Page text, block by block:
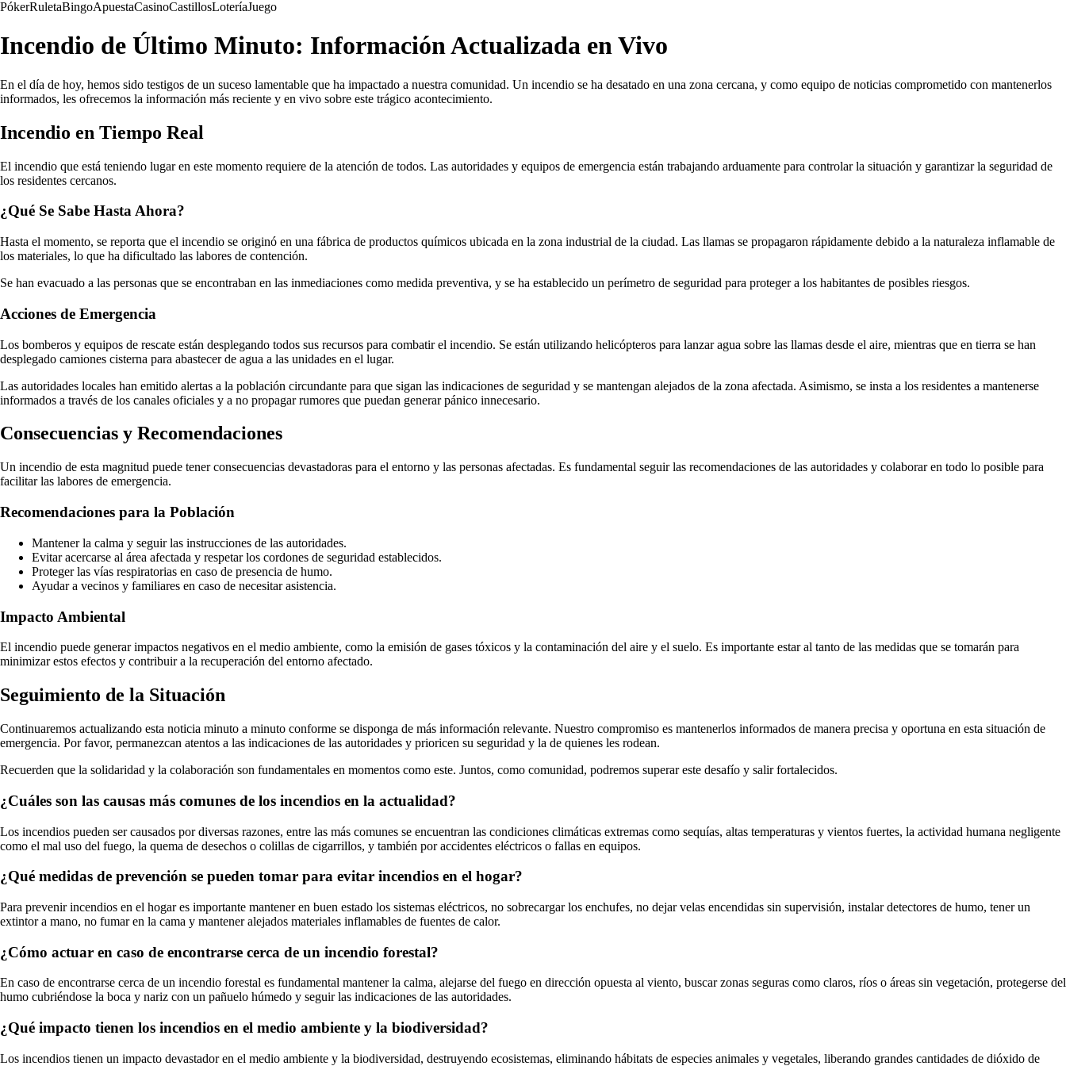
PókerRuletaBingoApuestaCasinoCastillosLoteríaJuego
Incendio de Último Minuto: Información Actualizada en Vivo
En el día de hoy, hemos sido testigos de un suceso lamentable que ha impactado a nuestra comunidad. Un incendio se ha desatado en una zona cercana, y como equipo de noticias comprometido con mantenerlos
informados, les ofrecemos la información más reciente y en vivo sobre este trágico acontecimiento.
Incendio en Tiempo Real
El incendio que está teniendo lugar en este momento requiere de la atención de todos. Las autoridades y equipos de emergencia están trabajando arduamente para controlar la situación y garantizar la seguridad de
los residentes cercanos.
¿Qué Se Sabe Hasta Ahora?
Hasta el momento, se reporta que el incendio se originó en una fábrica de productos químicos ubicada en la zona industrial de la ciudad. Las llamas se propagaron rápidamente debido a la naturaleza inflamable de
los materiales, lo que ha dificultado las labores de contención.
Se han evacuado a las personas que se encontraban en las inmediaciones como medida preventiva, y se ha establecido un perímetro de seguridad para proteger a los habitantes de posibles riesgos.
Acciones de Emergencia
Los bomberos y equipos de rescate están desplegando todos sus recursos para combatir el incendio. Se están utilizando helicópteros para lanzar agua sobre las llamas desde el aire, mientras que en tierra se han
desplegado camiones cisterna para abastecer de agua a las unidades en el lugar.
Las autoridades locales han emitido alertas a la población circundante para que sigan las indicaciones de seguridad y se mantengan alejados de la zona afectada. Asimismo, se insta a los residentes a mantenerse
informados a través de los canales oficiales y a no propagar rumores que puedan generar pánico innecesario.
Consecuencias y Recomendaciones
Un incendio de esta magnitud puede tener consecuencias devastadoras para el entorno y las personas afectadas. Es fundamental seguir las recomendaciones de las autoridades y colaborar en todo lo posible para
facilitar las labores de emergencia.
Recomendaciones para la Población
Mantener la calma y seguir las instrucciones de las autoridades.
Evitar acercarse al área afectada y respetar los cordones de seguridad establecidos.
Proteger las vías respiratorias en caso de presencia de humo.
Ayudar a vecinos y familiares en caso de necesitar asistencia.
Impacto Ambiental
El incendio puede generar impactos negativos en el medio ambiente, como la emisión de gases tóxicos y la contaminación del aire y el suelo. Es importante estar al tanto de las medidas que se tomarán para
minimizar estos efectos y contribuir a la recuperación del entorno afectado.
Seguimiento de la Situación
Continuaremos actualizando esta noticia minuto a minuto conforme se disponga de más información relevante. Nuestro compromiso es mantenerlos informados de manera precisa y oportuna en esta situación de
emergencia. Por favor, permanezcan atentos a las indicaciones de las autoridades y prioricen su seguridad y la de quienes les rodean.
Recuerden que la solidaridad y la colaboración son fundamentales en momentos como este. Juntos, como comunidad, podremos superar este desafío y salir fortalecidos.
¿Cuáles son las causas más comunes de los incendios en la actualidad?
Los incendios pueden ser causados por diversas razones, entre las más comunes se encuentran las condiciones climáticas extremas como sequías, altas temperaturas y vientos fuertes, la actividad humana negligente
como el mal uso del fuego, la quema de desechos o colillas de cigarrillos, y también por accidentes eléctricos o fallas en equipos.
¿Qué medidas de prevención se pueden tomar para evitar incendios en el hogar?
Para prevenir incendios en el hogar es importante mantener en buen estado los sistemas eléctricos, no sobrecargar los enchufes, no dejar velas encendidas sin supervisión, instalar detectores de humo, tener un
extintor a mano, no fumar en la cama y mantener alejados materiales inflamables de fuentes de calor.
¿Cómo actuar en caso de encontrarse cerca de un incendio forestal?
En caso de encontrarse cerca de un incendio forestal es fundamental mantener la calma, alejarse del fuego en dirección opuesta al viento, buscar zonas seguras como claros, ríos o áreas sin vegetación, protegerse del
humo cubriéndose la boca y nariz con un pañuelo húmedo y seguir las indicaciones de las autoridades.
¿Qué impacto tienen los incendios en el medio ambiente y la biodiversidad?
Los incendios tienen un impacto devastador en el medio ambiente y la biodiversidad, destruyendo ecosistemas, eliminando hábitats de especies animales y vegetales, liberando grandes cantidades de dióxido de